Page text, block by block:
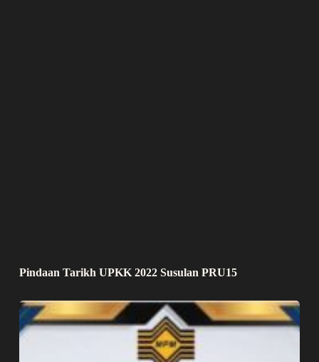
Pindaan Tarikh UPKK 2022 Susulan PRU15